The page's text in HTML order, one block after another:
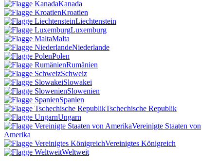
Kanada
Kroatien
Liechtenstein
Luxemburg
Malta
Niederlande
Polen
Rumänien
Schweiz
Slowakei
Slowenien
Spanien
Tschechische Republik
Ungarn
Vereinigte Staaten von
Amerika
Vereinigtes Königreich
Weltweit